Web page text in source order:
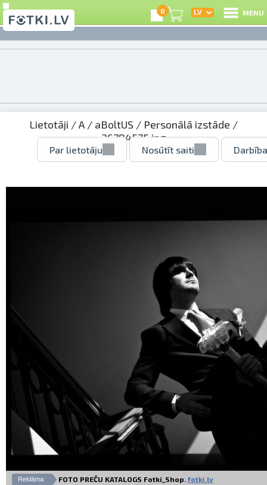
0 MENU
Lietotāji /A / aBoltUS / Personālā izstāde /
36784575.jpg
Par lietotāju Nosūtīt saiti
Reklāma FOTO PREČU KATALOGS Fotki_Shop. fotki.lv